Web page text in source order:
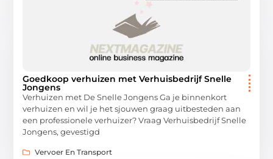
Goedkoop verhuizen met Verhuisbedrijf Snelle
Jongens
Verhuizen met De Snelle Jongens Ga je binnenkort
verhuizen en wil je het sjouwen graag uitbesteden aan
een professionele verhuizer? Vraag Verhuisbedrijf Snelle
Jongens, gevestigd
Vervoer En Transport